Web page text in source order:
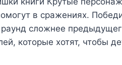
в сражениях.
сложнее
которые хотят, чтобы